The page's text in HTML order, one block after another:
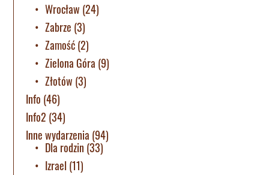
Wrocław (24)
Zabrze (3)
Zamość(2)
Zielona Góra (9)
Złotów (3)
Info (46)
Info2 (34)
Inne wydarzenia (94)
Dla rodzin (33)
Izrael (11)